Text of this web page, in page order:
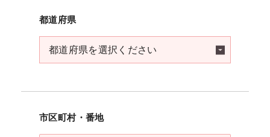
都道府県
市区町村・番地